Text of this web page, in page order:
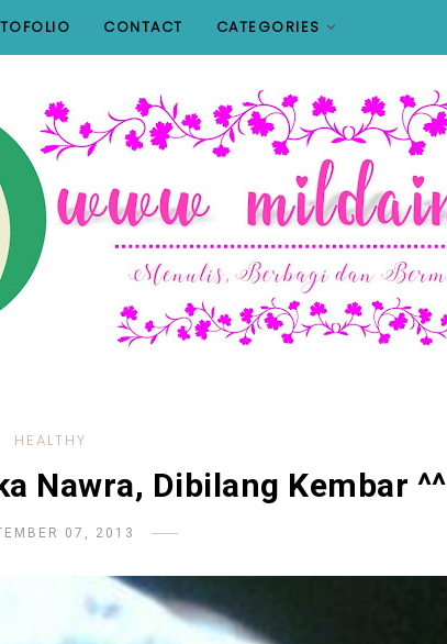
CONTACT CATEGORIES
HEALTHY
Nawra, Dibilang Kembar ^^
07, 2013